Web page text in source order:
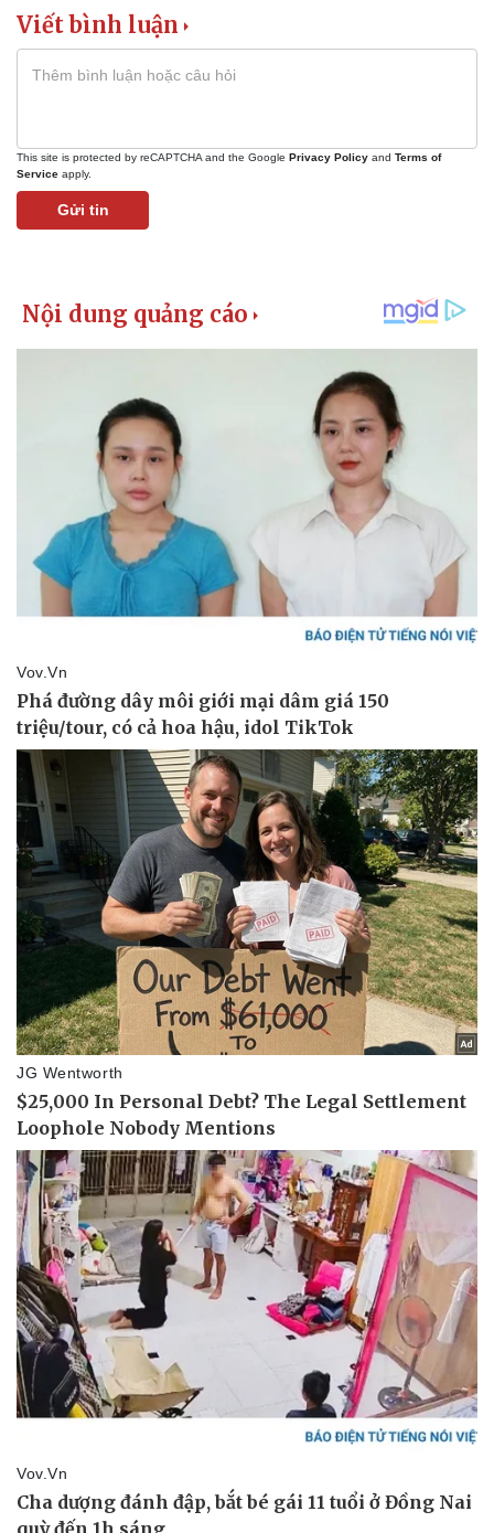
Kinh tế
Bất động sản
Khởi nghiệp
Thị trường
Giá vàng
Tiêu dùng
Tỷ giá
Chứng khoán
Viết bình luận
This site is protected by reCAPTCHA and the Google Privacy Policy and Terms of
Service apply.
Gửi tin